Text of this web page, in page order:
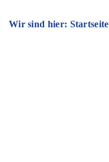
Wir sind hier: Startseite